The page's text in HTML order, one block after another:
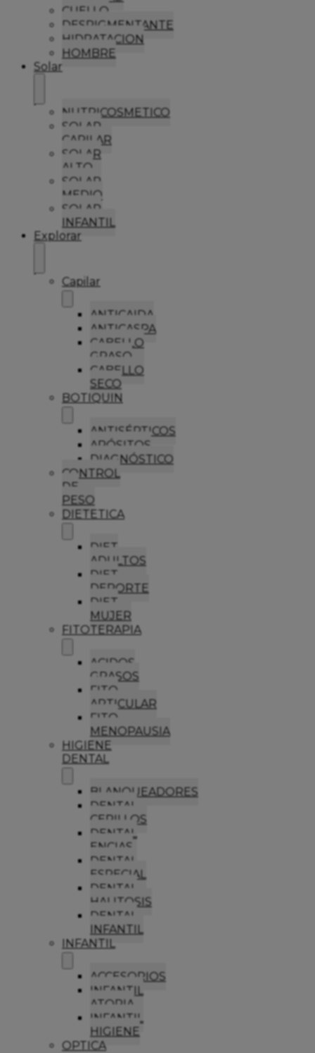
CUELLO
DESPIGMENTANTE
HIDRATACION
HOMBRE
Solar
NUTRICOSMETICO
SOLAR
CAPILAR
SOLAR
ALTO
SOLAR
MEDIO
SOLAR
INFANTIL
Explorar
Capilar
ANTICAIDA
ANTICASPA
CABELLO
GRASO
CABELLO
SECO
BOTIQUIN
ANTISÉPTICOS
APÓSITOS
DIAGNÓSTICO
CONTROL
DE
PESO
DIETETICA
DIET
ADULTOS
DIET
DEPORTE
DIET
MUJER
FITOTERAPIA
ACIDOS
GRASOS
FITO
ARTICULAR
FITO
MENOPAUSIA
HIGIENE
DENTAL
BLANQUEADORES
DENTAL
CEPILLOS
DENTAL
ENCIAS
DENTAL
ESPECIAL
DENTAL
HALITOSIS
DENTAL
INFANTIL
INFANTIL
ACCESORIOS
INFANTIL
ATOPIA
INFANTIL
HIGIENE
OPTICA